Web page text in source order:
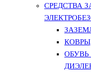
СРЕДСТВА